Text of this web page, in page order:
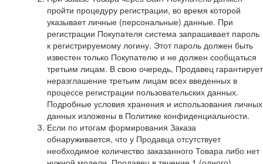
пройти процедуру регистрации, во время которой
указывает личные (персональные) данные. При
регистрации Покупателя система запрашивает пароль
к регистрируемому логину. Этот пароль должен быть
известен только Покупателю и не должен сообщаться
третьим лицам. В свою очередь, Продавец гарантирует
неразглашение третьим лицам всех введенных в
процессе регистрации пользовательских данных.
Подробные условия хранения и использования личных
данных изложены в Политике конфиденциальности.
Если по итогам формирования Заказа
обнаруживается, что у Продавца отсутствует
необходимое количество заказанного Товара либо нет